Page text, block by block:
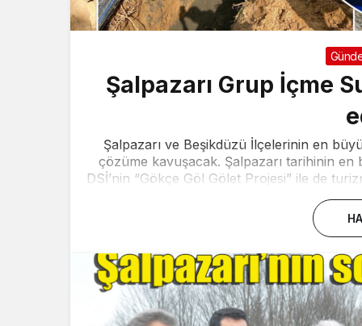
Şalpazarı Grup İçme
Şalpazarı ve Beşikdüzü İlçelerinin en
çözüme kavuşacak. Şalpazarı tarihinin en
DSİ’nin “Gökçe Göl Gölet Projesi” ile de